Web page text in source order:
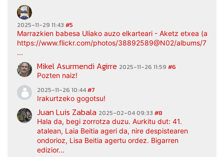
2025-11-29 11:43 #5
Marrazkien babesa Uliako auzo elkarteari - Aketz etxea
https://www.flickr.com/photos/38892589@N02/albums/
...
Mikel Asurmendi Agirre 2025-11-26 11:59 #6
Pozten naiz!
2025-11-26 10:44#7
Irakurtzeko gogotsu!
Juan Luis Zabala 2025-02-04 09:33 #8
Hala da, begi zorrotza duzu. Aurkitu dut: 41.
atalean, Laia Beitia ageri da, nire despistearen
ondorioz, Lisa Beitia agertu ordez. Bigarren
edizior...